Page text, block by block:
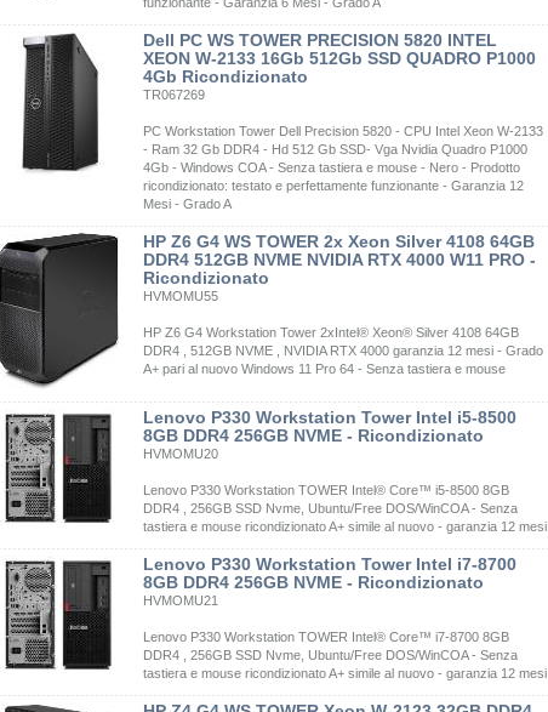
Dell PC WS TOWER PRECISION 5820 INTEL
XEON W-2133 16Gb 512Gb SSD QUADRO P1000
4Gb Ricondizionato
TR067269
PC Workstation Tower Dell Precision 5820 - CPU Intel Xeon W-2133
- Ram 32 Gb DDR4 - Hd 512 Gb SSD- Vga Nvidia Quadro P1000
4Gb - Windows COA - Senza tastiera e mouse - Nero - Prodotto
ricondizionato: testato e perfettamente funzionante - Garanzia 12
Mesi - Grado A
HP Z6 G4 WS TOWER 2x Xeon Silver 4108 64GB
DDR4 512GB NVME NVIDIA RTX 4000 W11 PRO -
Ricondizionato
HVMOMU55
HP Z6 G4 Workstation Tower 2xIntel® Xeon® Silver 4108 64GB
DDR4 , 512GB NVME , NVIDIA RTX 4000 garanzia 12 mesi - Grado
A+ pari al nuovo Windows 11 Pro 64 - Senza tastiera e mouse
Lenovo P330 Workstation Tower Intel i5-8500
8GB DDR4 256GB NVME - Ricondizionato
HVMOMU20
Lenovo P330 Workstation TOWER Intel® Core™ i5-8500 8GB
DDR4 , 256GB SSD Nvme, Ubuntu/Free DOS/WinCOA - Senza
tastiera e mouse ricondizionato A+ simile al nuovo - garanzia 12 mesi
Lenovo P330 Workstation Tower Intel i7-8700
8GB DDR4 256GB NVME - Ricondizionato
HVMOMU21
Lenovo P330 Workstation TOWER Intel® Core™ i7-8700 8GB
DDR4 , 256GB SSD Nvme, Ubuntu/Free DOS/WinCOA - Senza
tastiera e mouse ricondizionato A+ simile al nuovo - garanzia 12 mesi